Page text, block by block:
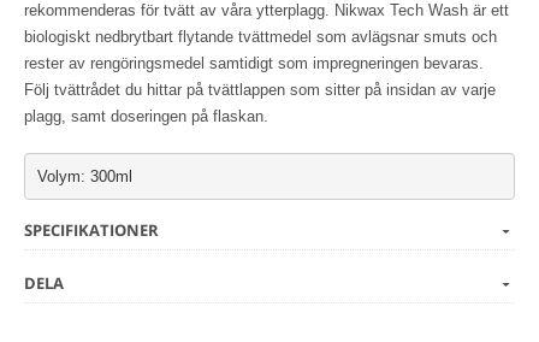
rekommenderas för tvätt av våra ytterplagg. Nikwax Tech Wash är ett
biologiskt nedbrytbart flytande tvättmedel som avlägsnar smuts och
rester av rengöringsmedel samtidigt som impregneringen bevaras.
Följ tvättrådet du hittar på tvättlappen som sitter på insidan av varje
plagg, samt doseringen på flaskan.
Volym: 300ml
SPECIFIKATIONER
DELA